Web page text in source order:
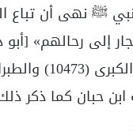
ﷺ نهى أن تباع
والبيهقي في
ابن حبان كما ذكر